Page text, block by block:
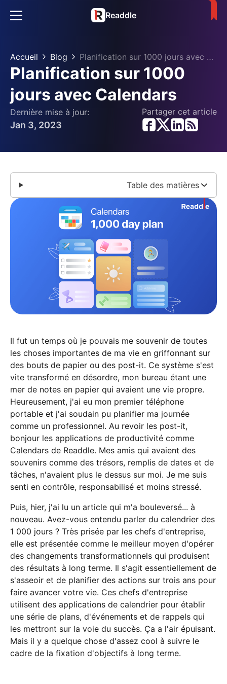
Readdle
Accueil Blog Planification sur 1000 jours avec Calendars
Planification sur 1000
jours avec Calendars
Dernière mise à jour:
Jan 3, 2023
Partager cet article
Table des matières
Il fut un temps où je pouvais me souvenir de toutes
les choses importantes de ma vie en griffonnant sur
des bouts de papier ou des post-it. Ce système s'est
vite transformé en désordre, mon bureau étant une
mer de notes en papier qui avaient une vie propre.
Heureusement, j'ai eu mon premier téléphone
portable et j'ai soudain pu planifier ma journée
comme un professionnel. Au revoir les post-it,
bonjour les applications de productivité comme
Calendars de Readdle. Mes amis qui avaient des
souvenirs comme des trésors, remplis de dates et de
tâches, n'avaient plus le dessus sur moi. Je me suis
senti en contrôle, responsabilisé et moins stressé.
Puis, hier, j'ai lu un article qui m'a bouleversé... à
nouveau. Avez-vous entendu parler du calendrier des
1 000 jours ? Très prisée par les chefs d'entreprise,
elle est présentée comme le meilleur moyen d'opérer
des changements transformationnels qui produisent
des résultats à long terme. Il s'agit essentiellement de
s'asseoir et de planifier des actions sur trois ans pour
faire avancer votre vie. Ces chefs d'entreprise
utilisent des applications de calendrier pour établir
une série de plans, d'événements et de rappels qui
les mettront sur la voie du succès. Ça a l'air épuisant.
Mais il y a quelque chose d'assez cool à suivre le
cadre de la fixation d'objectifs à long terme.